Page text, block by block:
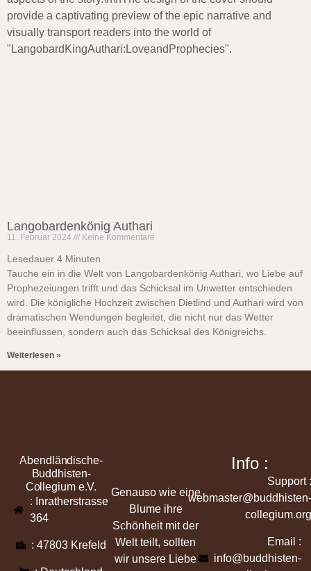
Langobardenkönig Authari
11. Februar 2024 Keine Kommentare
Lesedauer 4 Minuten
Tauche ein in die Welt von Langobardenkönig Authari, wo Liebe auf
Prophezeiungen trifft und das Schicksal im Unwetter entschieden
wird. Die königliche Hochzeit zwischen Dietlind und Authari wird von
dramatischen Wendungen begleitet, die nicht nur das Wetter
beeinflussen, sondern auch das Schicksal des Königreichs.
Weiterlesen »
Abendländische-
Buddhisten-
Collegium e.V.
: Inratherstrasse
364
: 47803 Krefeld
Genauso wie eine
Blume ihre
Schönheit mit der
Welt teilt, sollten
wir unsere Liebe
Info :
Support :
webmaster@buddhisten-
collegium.org
Email :
info@buddhisten-